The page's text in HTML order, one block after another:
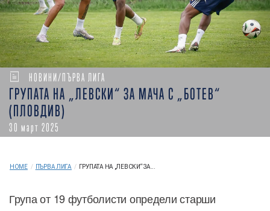
НОВИНИ/ПЪРВА ЛИГА
ГРУПАТА НА „ЛЕВСКИ“ ЗА МАЧА С „БОТЕВ“
(ПЛОВДИВ)
30 март 2025
HOME / ПЪРВА ЛИГА / ГРУПАТА НА „ЛЕВСКИ“ ЗА...
Група от 19 футболисти определи старши